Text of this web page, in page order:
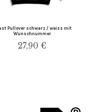
Pullover schwarz / weiss mit
Wunschnummer
27,90€